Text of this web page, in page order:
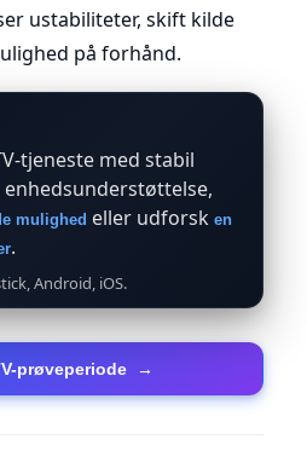
ustabiliteter, skift kilde
på forhånd.
tjeneste med stabil
mulighed eller udforsk en
.
Android, iOS.
prøveperiode →